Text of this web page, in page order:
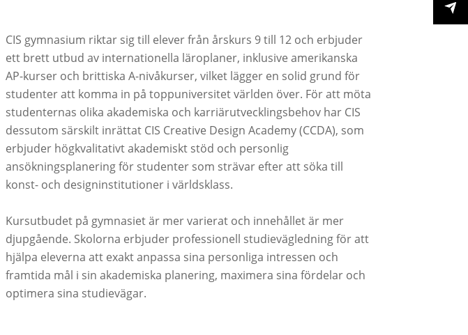
CIS gymnasium riktar sig till elever från årskurs 9 till 12 och erbjuder
ett brett utbud av internationella läroplaner, inklusive amerikanska
AP-kurser och brittiska A-nivåkurser, vilket lägger en solid grund för
studenter att komma in på toppuniversitet världen över. För att möta
studenternas olika akademiska och karriärutvecklingsbehov har CIS
dessutom särskilt inrättat CIS Creative Design Academy (CCDA), som
erbjuder högkvalitativt akademiskt stöd och personlig
ansökningsplanering för studenter som strävar efter att söka till
konst- och designinstitutioner i världsklass.
Kursutbudet på gymnasiet är mer varierat och innehållet är mer
djupgående. Skolorna erbjuder professionell studievägledning för att
hjälpa eleverna att exakt anpassa sina personliga intressen och
framtida mål i sin akademiska planering, maximera sina fördelar och
optimera sina studievägar.